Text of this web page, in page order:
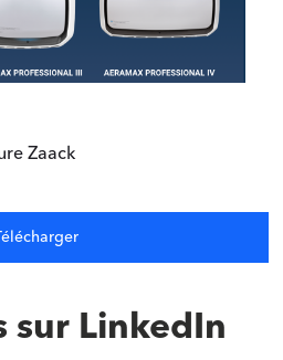
Zaack
sur LinkedIn